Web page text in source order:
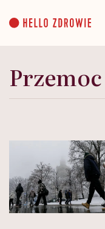
content
Przemoc